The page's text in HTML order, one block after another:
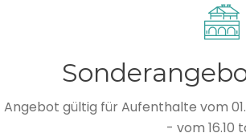
Angebot gültig für Aufenthalte vom
- vom 16.10